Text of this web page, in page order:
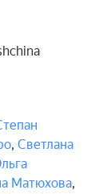
, Светлана
Матюхова,